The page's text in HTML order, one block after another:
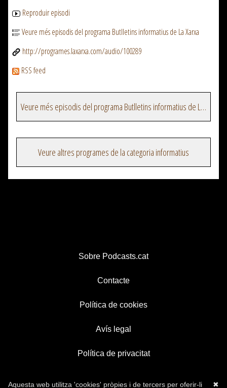
Reproduir episodi
Veure més episodis del programa Butlletins informatius de La Xarxa
http://programes.laxarxa.com/audio/100289
RSS feed
Veure més episodis del programa Butlletins informatius de La Xarxa
Veure altres programes de la categoria informatius
Sobre Podcasts.cat
Contacte
Política de cookies
Avís legal
Política de privacitat
✖
Aquesta web utilitza 'cookies' pròpies i de tercers per oferir-li